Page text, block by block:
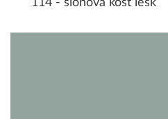
114 - slonová kost lesk